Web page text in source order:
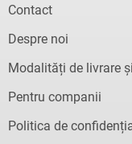
Contact
Despre noi
Modalități de livrare
Pentru companii
Politica de